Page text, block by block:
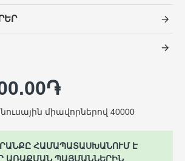
ՀԱՄԱՊԱՏԱՍԽԱՆՈՒՄ Է
ԱՌԱՔՄԱՆ ՊԱՅՄԱՆՆԵՐԻՆ
միավորներով 40000